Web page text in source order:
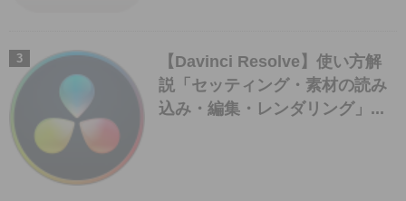
【Davinci Resolve】使い方解
説「セッティング・素材の読み
込み・編集・レンダリング」...